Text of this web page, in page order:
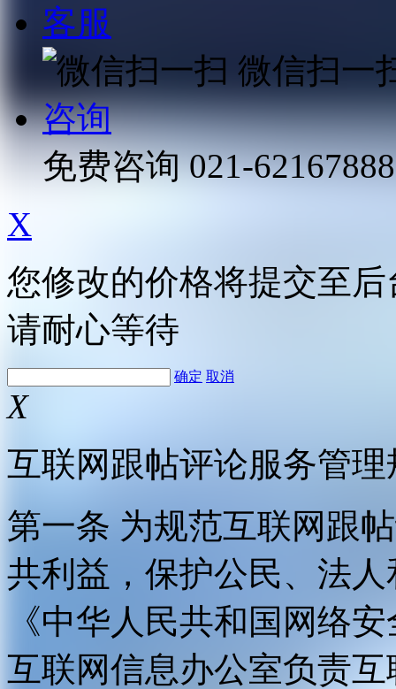
客服
微信扫一
咨询
免费咨询 021-62167888
X
您修改的价格将提交至
请耐心等待
确定 取消
X
互联网跟帖评论服务管理
第一条 为规范互联网跟
共利益，保护公民、法
《中华人民共和国网络
互联网信息办公室负责